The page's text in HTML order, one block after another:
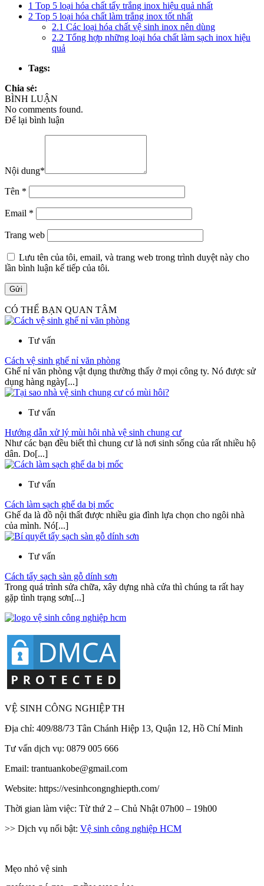
1 Top 5 loại hóa chất tẩy trắng inox hiệu quả nhất
2 Top 5 loại hóa chất làm trắng inox tốt nhất
2.1 Các loại hóa chất vệ sinh inox nên dùng
2.2 Tổng hợp những loại hóa chất làm sạch inox hiệu
quả
Tags:
Chia sẻ:
BÌNH LUẬN
No comments found.
Để lại bình luận
Nội dung*
Tên *
Email *
Trang web
Lưu tên của tôi, email, và trang web trong trình duyệt này cho
lần bình luận kế tiếp của tôi.
CÓ THỂ BẠN QUAN TÂM
Tư vấn
Cách vệ sinh ghế nỉ văn phòng
Ghế nỉ văn phòng vật dụng thường thấy ở mọi công ty. Nó được sử
dụng hàng ngày[...]
Tư vấn
Hướng dẫn xử lý mùi hôi nhà vệ sinh chung cư
Như các bạn đều biết thì chung cư là nơi sinh sống của rất nhiều hộ
dân. Do[...]
Tư vấn
Cách làm sạch ghế da bị mốc
Ghế da là đồ nội thất được nhiều gia đình lựa chọn cho ngôi nhà
của mình. Nó[...]
Tư vấn
Cách tẩy sạch sàn gỗ dính sơn
Trong quá trình sửa chữa, xây dựng nhà cửa thì chúng ta rất hay
gặp tình trạng sơn[...]
VỆ SINH CÔNG NGHIỆP TH
Địa chỉ: 409/88/73 Tân Chánh Hiệp 13, Quận 12, Hồ Chí Minh
Tư vấn dịch vụ: 0879 005 666
Email: trantuankobe@gmail.com
Website: https://vesinhcongnghiepth.com/
Thời gian làm việc: Từ thứ 2 – Chủ Nhật 07h00 – 19h00
>> Dịch vụ nổi bật: Vệ sinh công nghiệp HCM
Mẹo nhỏ vệ sinh